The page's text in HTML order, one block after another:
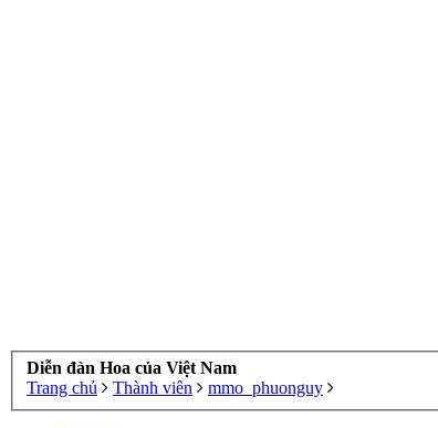
Diễn đàn Hoa của Việt Nam
Trang chủ
Thành viên mmo_phuonguy